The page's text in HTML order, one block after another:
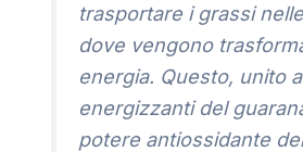
trasportare i grassi
dove vengono
energia. Questo, unito
energizzanti del
potere antiossidante